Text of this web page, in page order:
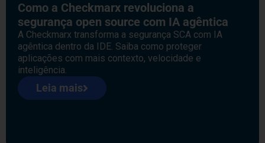
Como a Checkmarx revoluciona a
segurança open source com IA agêntica
A Checkmarx transforma a segurança SCA com IA
agêntica dentro da IDE. Saiba como proteger
aplicações com mais contexto, velocidade e
inteligência.
Leia mais